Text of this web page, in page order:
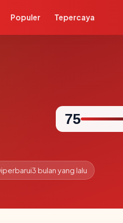
Populer Tepercaya
75
3 bulan yang lalu